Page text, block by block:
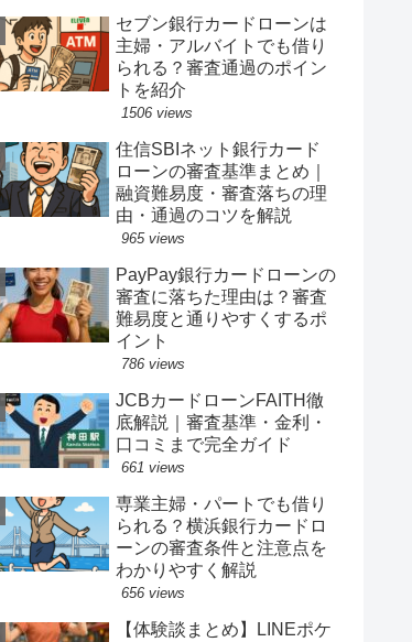
セブン銀行カードローンは
主婦・アルバイトでも借り
られる？審査通過のポイン
トを紹介
1506 views
住信SBIネット銀行カード
ローンの審査基準まとめ｜
融資難易度・審査落ちの理
由・通過のコツを解説
965 views
PayPay銀行カードローンの
審査に落ちた理由は？審査
難易度と通りやすくするポ
イント
786 views
JCBカードローンFAITH徹
底解説｜審査基準・金利・
口コミまで完全ガイド
661 views
専業主婦・パートでも借り
られる？横浜銀行カードロ
ーンの審査条件と注意点を
わかりやすく解説
656 views
【体験談まとめ】LINEポケ